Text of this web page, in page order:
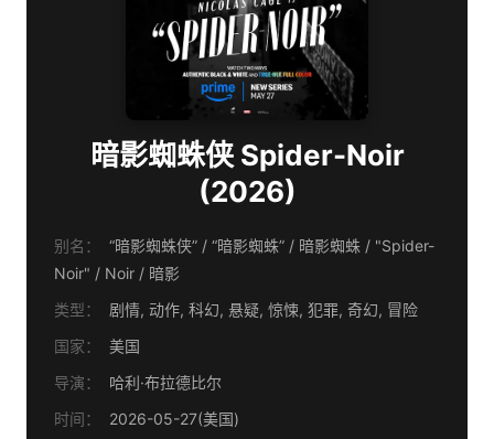
暗影蜘蛛侠 Spider-Noir
(2026)
别名：
“暗影蜘蛛侠” / “暗影蜘蛛” / 暗影蜘蛛 / "Spider-
Noir" / Noir‎ / 暗影
类型：
剧情, 动作, 科幻, 悬疑, 惊悚, 犯罪, 奇幻, 冒险
国家：
美国
导演：
哈利·布拉德比尔
时间：
2026-05-27(美国)